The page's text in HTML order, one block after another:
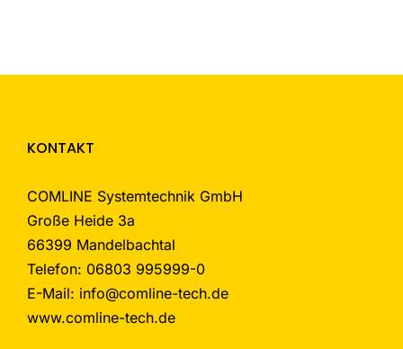
KONTAKT
COMLINE Systemtechnik GmbH
Große Heide 3a
66399 Mandelbachtal
Telefon: 06803 995999-0
E-Mail: info@comline-tech.de
www.comline-tech.de